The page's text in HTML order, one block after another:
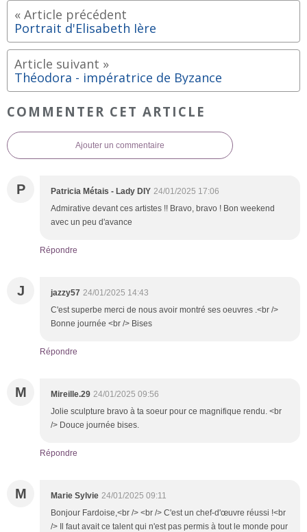
Portrait d'Elisabeth Ière
Théodora - impératrice de Byzance
COMMENTER CET ARTICLE
Ajouter un commentaire
P Patricia Métais - Lady DIY 24/01/2025 17:06
Admirative devant ces artistes !! Bravo, bravo ! Bon weekend
avec un peu d'avance
Répondre
J jazzy57 24/01/2025 14:43
C'est superbe merci de nous avoir montré ses oeuvres .<br />
Bonne journée <br /> Bises
Répondre
M Mireille.29 24/01/2025 09:56
Jolie sculpture bravo à ta soeur pour ce magnifique rendu. <br
/> Douce journée bises.
Répondre
M Marie Sylvie 24/01/2025 09:11
Bonjour Fardoise,<br /> <br /> C'est un chef-d'œuvre réussi !<br
/> Il faut avait ce talent qui n'est pas permis à tout le monde pour